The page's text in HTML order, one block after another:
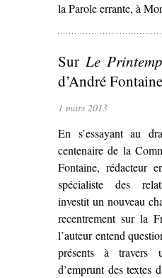
la Parole errante, à
SurLe
d’André
1 mars 2013
En s’essayant au
centenaire de la
Fontaine, rédacteur
spécialiste des
investit un nouveau
recentrement sur la
l’auteur entend
présents à travers
d’emprunt des textes